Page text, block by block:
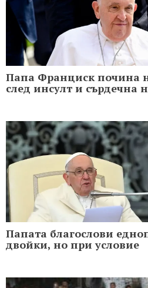
Папа Франциск почина
след инсулт и сърдечна
Папата благослови
двойки, но при условие